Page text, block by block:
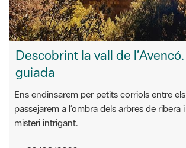
Descobrint la vall de
guiada
Ens endinsarem per petits corriols entre
passejarem a l’ombra dels arbres de ribera
misteri intrigant.